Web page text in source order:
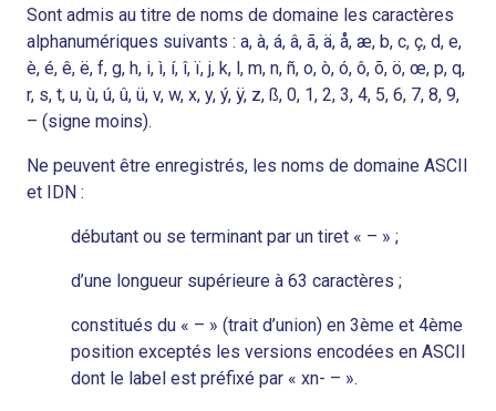
Sont admis au titre de noms de domaine les caractères
alphanumériques suivants : a, à, á, â, ã, ä, å, æ, b, c, ç, d, e,
è, é, ê, ë, f, g, h, i, ì, í, î, ï, j, k, l, m, n, ñ, o, ò, ó, ô, õ, ö, œ, p, q,
r, s, t, u, ù, ú, û, ü, v, w, x, y, ý, ÿ, z, ß, 0, 1, 2, 3, 4, 5, 6, 7, 8, 9,
– (signe moins).
Ne peuvent être enregistrés, les noms de domaine ASCII
et IDN :
débutant ou se terminant par un tiret « – » ;
d’une longueur supérieure à 63 caractères ;
constitués du « – » (trait d’union) en 3ème et 4ème
position exceptés les versions encodées en ASCII
dont le label est préfixé par « xn- – ».